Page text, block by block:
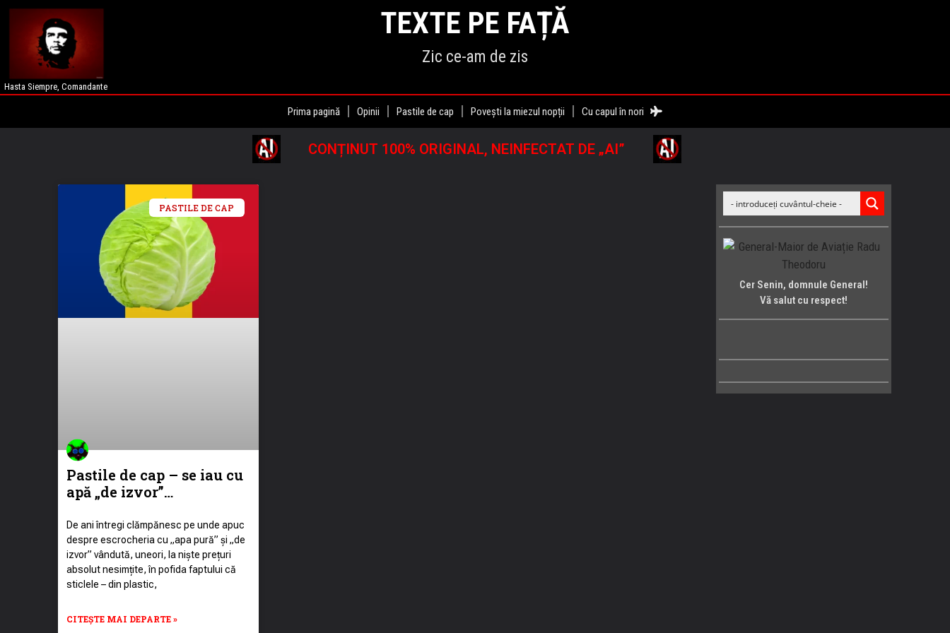
Hasta Siempre, Comandante
TEXTE PE FAȚĂ
Zic ce-am de zis
Prima pagină Opinii Pastile de cap Povești la miezul nopții Cu capul în nori
CONȚINUT 100% ORIGINAL, NEINFECTAT DE „AI”
PASTILE DE CAP
Pastile de cap – se iau cu
apă „de izvor”…
De ani întregi clămpănesc pe unde apuc
despre escrocheria cu „apa pură” și „de
izvor” vândută, uneori, la niște prețuri
absolut nesimțite, în pofida faptului că
sticlele – din plastic,
CITEȘTE MAI DEPARTE »
Cer Senin, domnule General!
Vă salut cu respect!